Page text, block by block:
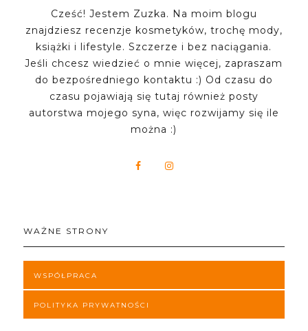
Cześć! Jestem Zuzka. Na moim blogu
znajdziesz recenzje kosmetyków, trochę mody,
książki i lifestyle. Szczerze i bez naciągania.
Jeśli chcesz wiedzieć o mnie więcej, zapraszam
do bezpośredniego kontaktu :) Od czasu do
czasu pojawiają się tutaj również posty
autorstwa mojego syna, więc rozwijamy się ile
można :)
WAŻNE STRONY
WSPÓŁPRACA
POLITYKA PRYWATNOŚCI